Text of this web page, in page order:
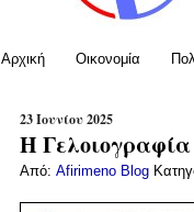
Αρχική Οικονομία
23 Ιουνίου 2025
Η
Από: Afirimeno Blog